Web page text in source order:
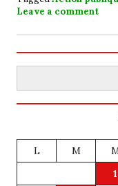
Leave a comment
Rechercher
L M
1